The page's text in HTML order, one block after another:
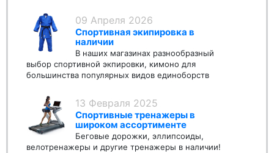
09 Апреля 2026
Спортивная экипировка в
наличии
В наших магазинах разнообразный
выбор спортивной экпировки, кимоно для
большинства популярных видов единоборств
13 Февраля 2025
Спортивные тренажеры в
широком ассортименте
Беговые дорожки, эллипсоиды,
велотренажеры и другие тренажеры в наличии!